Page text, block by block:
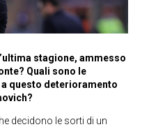
stagione, ammesso
Quali sono le
questo deterioramento
decidono le sorti di un